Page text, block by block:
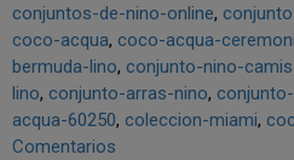
conjuntos-de-nino-online
coco-acqua coco-acqua-
bermuda-lino conjunto-nino-
lino conjunto-arras-nino
acqua-60250 coleccion-miami
Comentarios